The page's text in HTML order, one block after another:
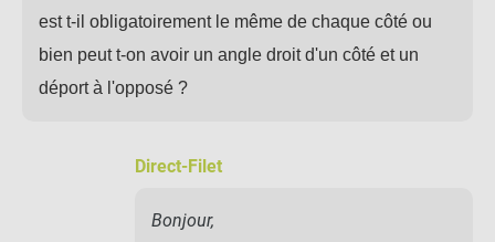
est t-il obligatoirement le même de chaque côté ou
bien peut t-on avoir un angle droit d'un côté et un
déport à l'opposé ?
Direct-Filet
Bonjour,